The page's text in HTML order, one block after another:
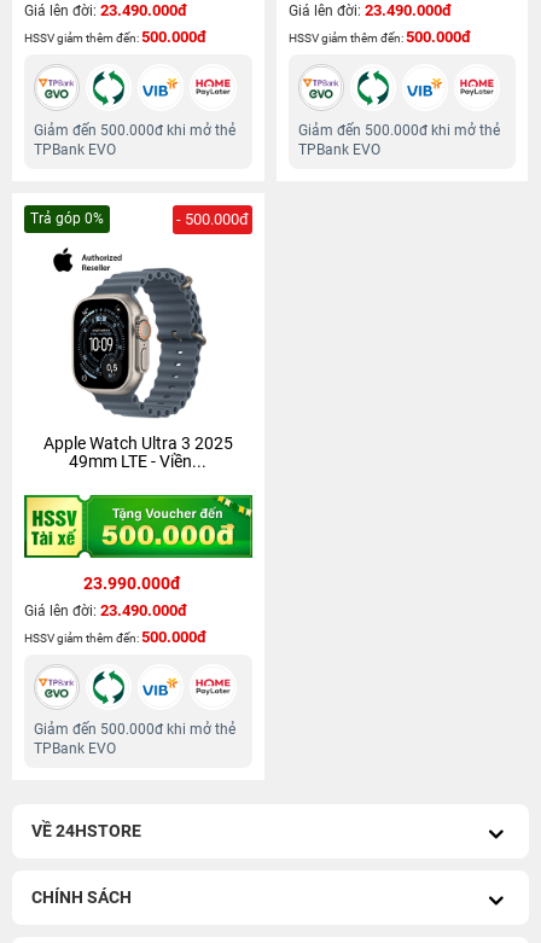
Giá lên đời: 23.490.000đ
HSSV giảm thêm đến:500.000đ
Giảm đến 500.000đ khi mở thẻ
TPBank EVO
Giá lên đời: 23.490.000đ
HSSV giảm thêm đến:500.000đ
Giảm đến 500.000đ khi mở thẻ
TPBank EVO
Trả góp 0% - 500.000đ
Apple Watch Ultra 3 2025
49mm LTE - Viền...
23.990.000đ
Giá lên đời: 23.490.000đ
HSSV giảm thêm đến:500.000đ
Giảm đến 500.000đ khi mở thẻ
TPBank EVO
VỀ 24HSTORE
CHÍNH SÁCH